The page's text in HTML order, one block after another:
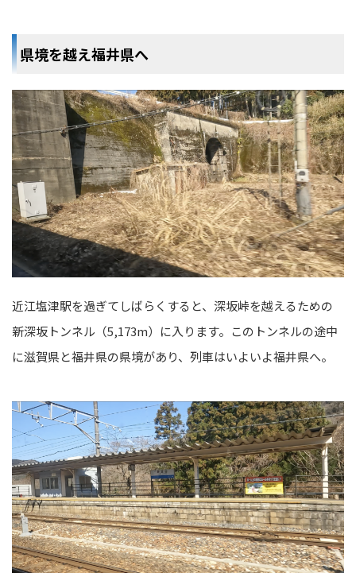
県境を越え福井県へ
近江塩津駅を過ぎてしばらくすると、深坂峠を越えるための
新深坂トンネル（5,173m）に入ります。このトンネルの途中
に滋賀県と福井県の県境があり、列車はいよいよ福井県へ。